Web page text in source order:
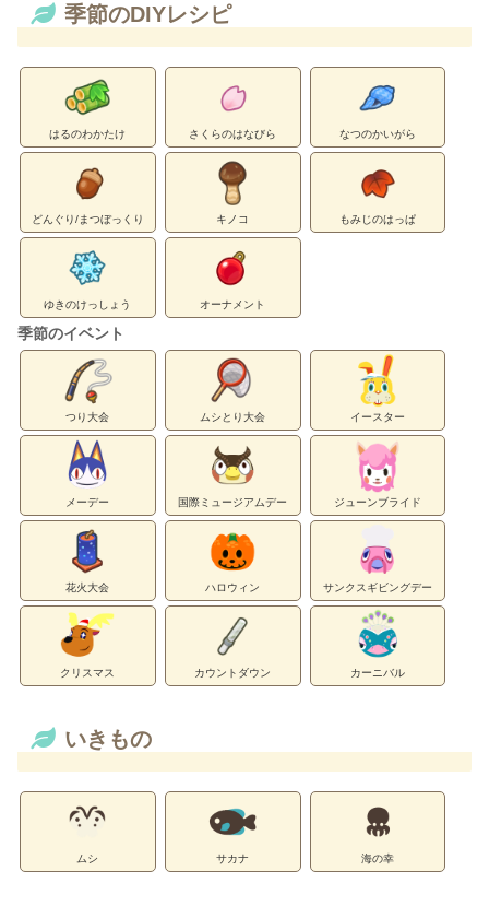
季節のDIYレシピ
はるのわかたけ さくらのはなびら なつのかいがら
どんぐり/まつぼっくり キノコ もみじのはっぱ
ゆきのけっしょう オーナメント
季節のイベント
つり大会 ムシとり大会 イースター
メーデー 国際ミュージアムデー ジューンブライド
花火大会 ハロウィン サンクスギビングデー
クリスマス カウントダウン カーニバル
いきもの
ムシ サカナ 海の幸